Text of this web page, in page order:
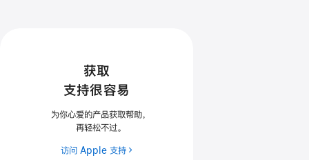
获取
支持很容易
为你心爱的产品获取帮助，
再轻松不过。
访问 Apple 支持